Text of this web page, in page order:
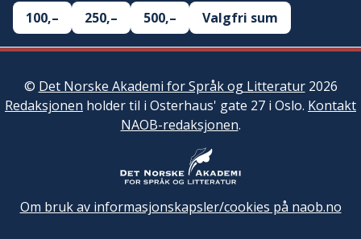
100,–
250,– 500,– Valgfri sum
© Det Norske Akademi for Språk og Litteratur2026
Redaksjonen holder til i Osterhaus' gate 27 i Oslo. Kontakt
NAOB-redaksjonen.
Om bruk av informasjonskapsler/cookies på naob.no